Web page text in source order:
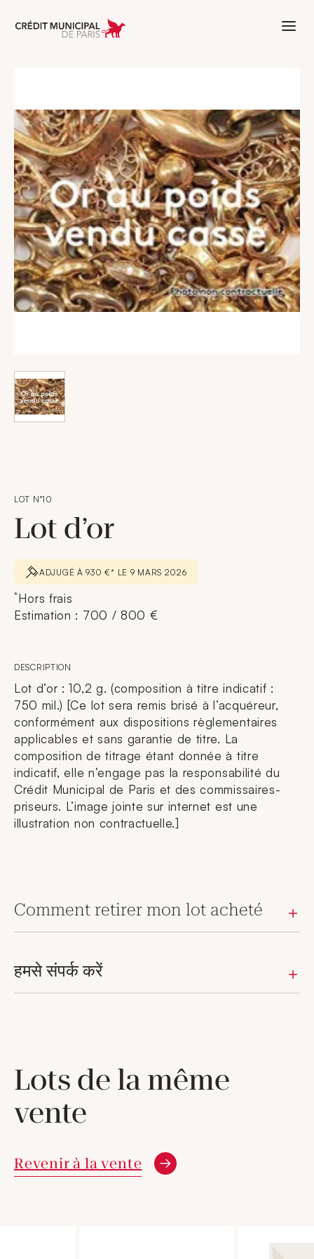
Aller à l'accueil de Crédit Municipal
LOT N°10
Lot d’or
ADJUGÉ À 930 €* LE 9 MARS 2026
*Hors frais
Estimation : 700 / 800 €
DESCRIPTION
Lot d’or : 10,2 g. (composition à titre indicatif :
750 mil.) [Ce lot sera remis brisé à l’acquéreur,
conformément aux dispositions règlementaires
applicables et sans garantie de titre. La
composition de titrage étant donnée à titre
indicatif, elle n’engage pas la responsabilité du
Crédit Municipal de Paris et des commissaires-
priseurs. L’image jointe sur internet est une
illustration non contractuelle.]
Comment retirer mon lot acheté
हमसे संपर्क करें
Lots de la même
vente
Revenir à la vente